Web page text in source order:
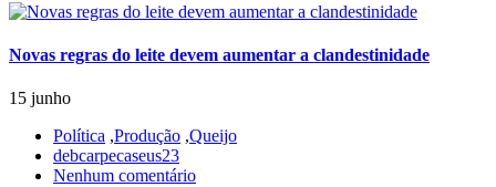
Novas regras do leite devem aumentar a clandestinidade
15 junho
Política ,Produção ,Queijo
debcarpecaseus23
Nenhum comentário